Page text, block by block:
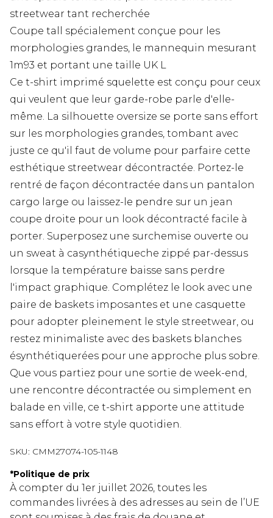
streetwear tant recherchée
Coupe tall spécialement conçue pour les
morphologies grandes, le mannequin mesurant
1m93 et portant une taille UK L
Ce t-shirt imprimé squelette est conçu pour ceux
qui veulent que leur garde-robe parle d'elle-
même. La silhouette oversize se porte sans effort
sur les morphologies grandes, tombant avec
juste ce qu'il faut de volume pour parfaire cette
esthétique streetwear décontractée. Portez-le
rentré de façon décontractée dans un pantalon
cargo large ou laissez-le pendre sur un jean
coupe droite pour un look décontracté facile à
porter. Superposez une surchemise ouverte ou
un sweat à casynthétiqueche zippé par-dessus
lorsque la température baisse sans perdre
l'impact graphique. Complétez le look avec une
paire de baskets imposantes et une casquette
pour adopter pleinement le style streetwear, ou
restez minimaliste avec des baskets blanches
ésynthétiquerées pour une approche plus sobre.
Que vous partiez pour une sortie de week-end,
une rencontre décontractée ou simplement en
balade en ville, ce t-shirt apporte une attitude
sans effort à votre style quotidien.
SKU: CMM27074-105-1148
*Politique de prix
À compter du 1er juillet 2026, toutes les
commandes livrées à des adresses au sein de l’UE